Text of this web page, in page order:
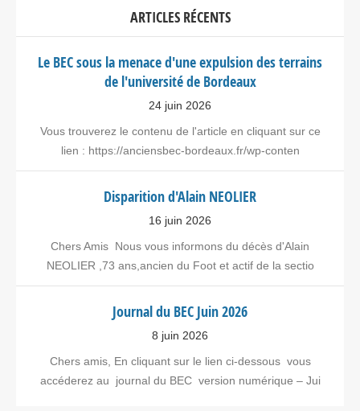
ARTICLES RÉCENTS
Le BEC sous la menace d'une expulsion des terrains
de l'université de Bordeaux
24 juin 2026
Vous trouverez le contenu de l'article en cliquant sur ce
lien : https://anciensbec-bordeaux.fr/wp-conten
Disparition d'Alain NEOLIER
16 juin 2026
Chers Amis Nous vous informons du décès d'Alain
NEOLIER ,73 ans,ancien du Foot et actif de la sectio
Journal du BEC Juin 2026
8 juin 2026
Chers amis, En cliquant sur le lien ci-dessous vous
accéderez au journal du BEC version numérique – Jui